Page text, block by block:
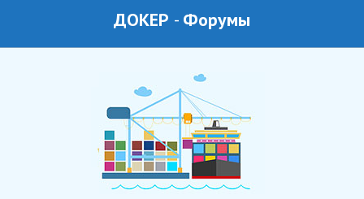
ДОКЕР - Форумы